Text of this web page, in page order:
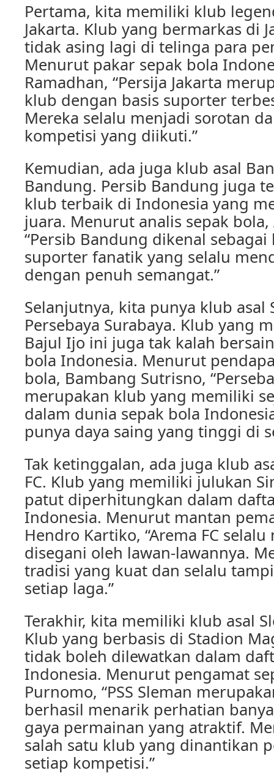
Pertama, kita memiliki klub
Jakarta. Klub yang bermarkas di
tidak asing lagi di telinga para
Menurut pakar sepak bola
Ramadhan, “Persija Jakarta
klub dengan basis suporter
Mereka selalu menjadi sorotan
kompetisi yang diikuti.”
Kemudian, ada juga klub asal
Bandung. Persib Bandung juga
klub terbaik di Indonesia yang
juara. Menurut analis sepak
“Persib Bandung dikenal
suporter fanatik yang selalu
dengan penuh semangat.”
Selanjutnya, kita punya klub asal
Persebaya Surabaya. Klub yang
Bajul Ijo ini juga tak kalah
bola Indonesia. Menurut
bola, Bambang Sutrisno,
merupakan klub yang memiliki
dalam dunia sepak bola
punya daya saing yang tinggi di
Tak ketinggalan, ada juga klub
FC. Klub yang memiliki julukan
patut diperhitungkan dalam
Indonesia. Menurut mantan
Hendro Kartiko, “Arema FC
disegani oleh lawan-lawannya.
tradisi yang kuat dan selalu
setiap laga.”
Terakhir, kita memiliki klub asal
Klub yang berbasis di Stadion
tidak boleh dilewatkan dalam
Indonesia. Menurut pengamat
Purnomo, “PSS Sleman
berhasil menarik perhatian
gaya permainan yang atraktif.
salah satu klub yang dinantikan
setiap kompetisi.”